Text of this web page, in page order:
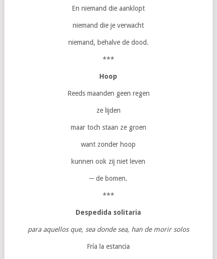
En niemand die aanklopt
niemand die je verwacht
niemand, behalve de dood.
***
Hoop
Reeds maanden geen regen
ze lijden
maar toch staan ze groen
want zonder hoop
kunnen ook zij niet leven
─ de bomen.
***
Despedida solitaria
para aquellos que, sea donde sea, han de morir solos
Fría la estancia